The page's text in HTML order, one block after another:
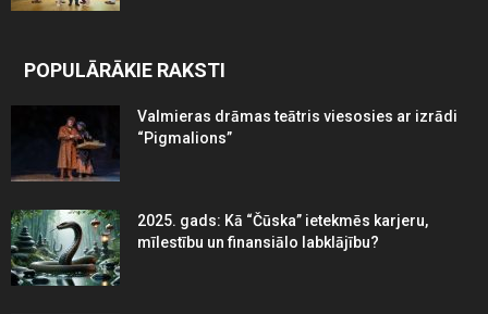
POPULĀRĀKIE RAKSTI
Valmieras drāmas teātris viesosies ar izrādi
“Pigmalions”
2025. gads: Kā “Čūska” ietekmēs karjeru,
mīlestību un finansiālo labklājību?